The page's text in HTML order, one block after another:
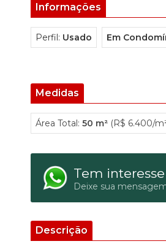
Informações
Perfil: Usado Em
Medidas
Área Total: 50 m²(R$ 6.400/
Tem
Deixe sua
Descrição